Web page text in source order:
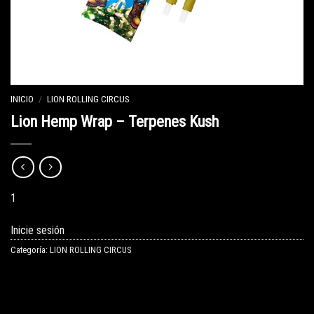
INICIO / LION ROLLING CIRCUS
Lion Hemp Wrap – Terpenes Kush
1
Inicie sesión
Categoría: LION ROLLING CIRCUS